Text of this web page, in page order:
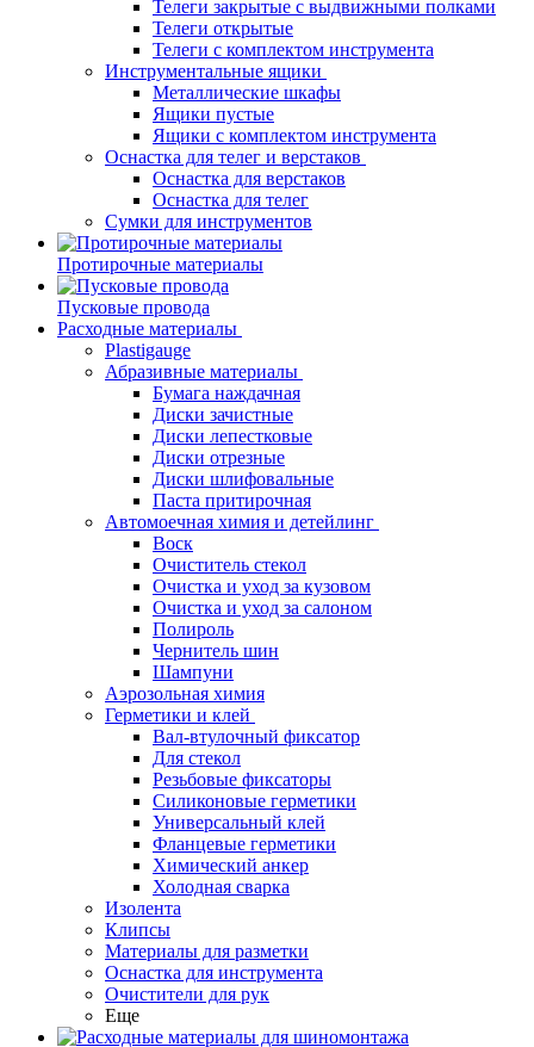
Телеги закрытые с выдвижными полками
Телеги открытые
Телеги с комплектом инструмента
Инструментальные ящики
Металлические шкафы
Ящики пустые
Ящики с комплектом инструмента
Оснастка для телег и верстаков
Оснастка для верстаков
Оснастка для телег
Сумки для инструментов
Протирочные материалы
Пусковые провода
Расходные материалы
Plastigauge
Абразивные материалы
Бумага наждачная
Диски зачистные
Диски лепестковые
Диски отрезные
Диски шлифовальные
Паста притирочная
Автомоечная химия и детейлинг
Воск
Очиститель стекол
Очистка и уход за кузовом
Очистка и уход за салоном
Полироль
Чернитель шин
Шампуни
Аэрозольная химия
Герметики и клей
Вал-втулочный фиксатор
Для стекол
Резьбовые фиксаторы
Силиконовые герметики
Универсальный клей
Фланцевые герметики
Химический анкер
Холодная сварка
Изолента
Клипсы
Материалы для разметки
Оснастка для инструмента
Очистители для рук
Еще